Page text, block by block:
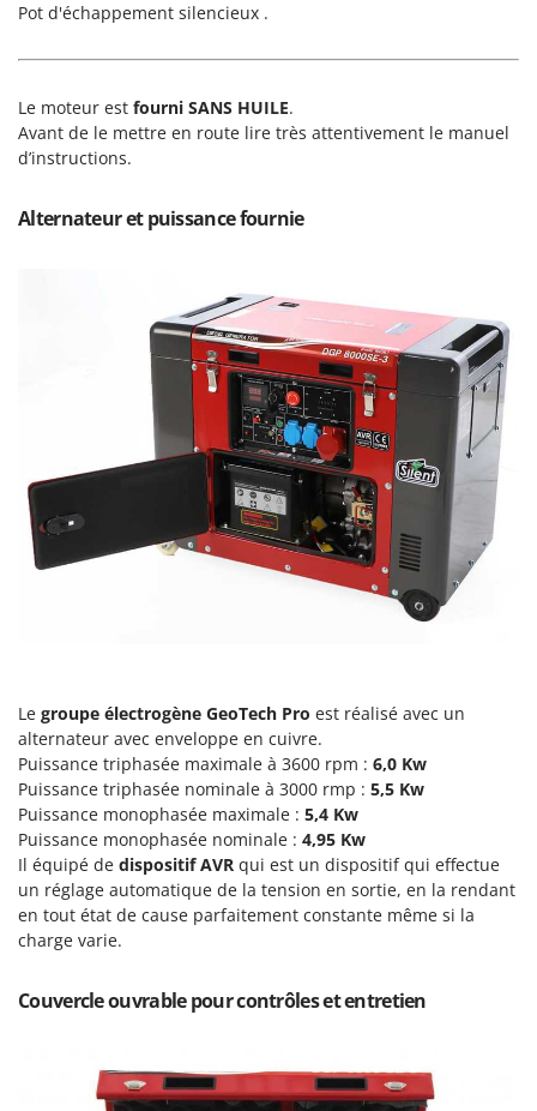
MAMMAMIA
Master
Mastercook
McCulloch
More than chef
MOSA
MOVA
Mowox
Ninja
Novatec
Novital
NuAir
NuovaFac
O
Officine Savioli
Omas
Pot d'échappement silencieux .
Le moteur est fourni SANS HUILE.
Avant de le mettre en route lire très attentivement le manuel
d’instructions.
Alternateur et puissance fournie
Le groupe électrogène GeoTech Pro est réalisé avec un
alternateur avec enveloppe en cuivre.
Puissance triphasée maximale à 3600 rpm : 6,0 Kw
Puissance triphasée nominale à 3000 rmp : 5,5 Kw
Puissance monophasée maximale : 5,4 Kw
Puissance monophasée nominale : 4,95 Kw
Il équipé de dispositif AVR qui est un dispositif qui effectue
un réglage automatique de la tension en sortie, en la rendant
en tout état de cause parfaitement constante même si la
charge varie.
Couvercle ouvrable pour contrôles et entretien